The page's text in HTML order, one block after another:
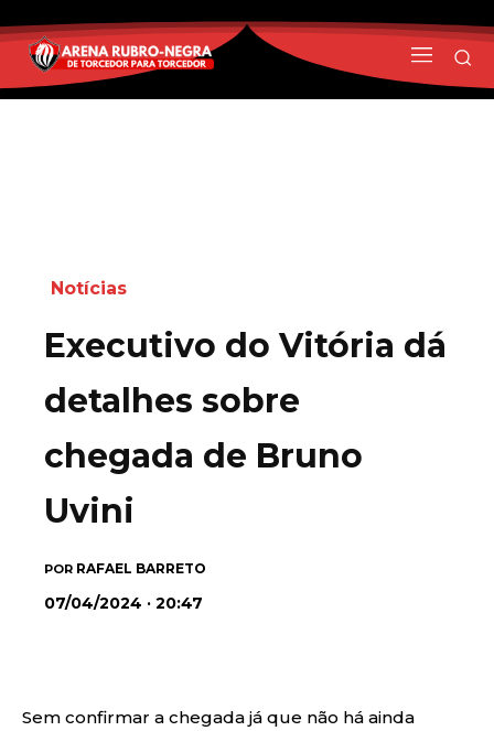
Notícias
Executivo do Vitória dá
detalhes sobre
chegada de Bruno
Uvini
POR RAFAEL BARRETO
07/04/2024 · 20:47
Sem confirmar a chegada já que não há ainda